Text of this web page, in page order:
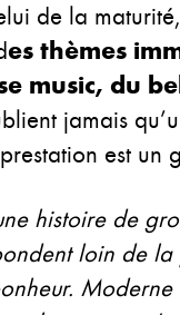
de la
es thèmes
music, du
jamais
est un
histoire de
loin de la